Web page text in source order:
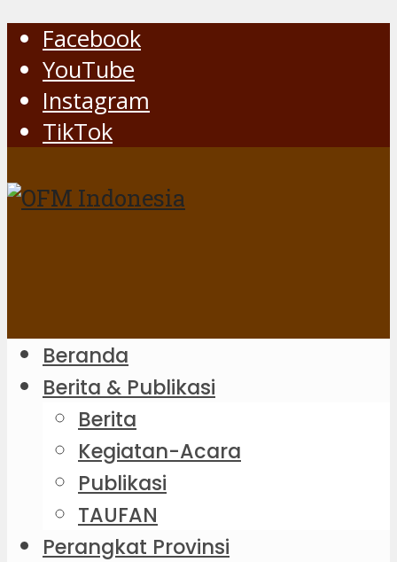
Facebook
YouTube
Instagram
TikTok
Beranda
Berita & Publikasi
Berita
Kegiatan-Acara
Publikasi
TAUFAN
Perangkat Provinsi